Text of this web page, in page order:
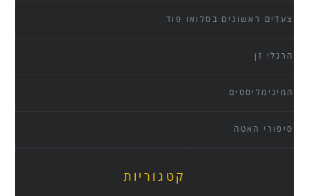
צעדים ראשונים בסלואו פוד
הרגלי זן
המינימליסטים
סיפורי האטה
קטגוריות